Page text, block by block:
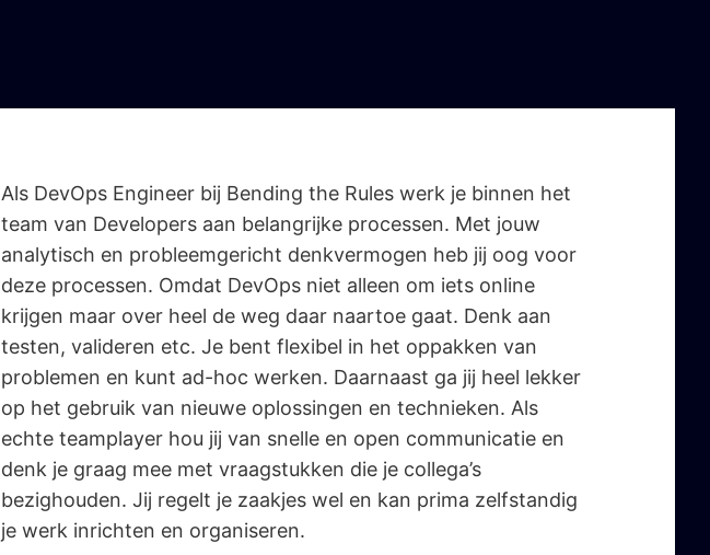
Als DevOps Engineer bij Bending the Rules werk je binnen het
team van Developers aan belangrijke processen. Met jouw
analytisch en probleemgericht denkvermogen heb jij oog voor
deze processen. Omdat DevOps niet alleen om iets online
krijgen maar over heel de weg daar naartoe gaat. Denk aan
testen, valideren etc. Je bent flexibel in het oppakken van
problemen en kunt ad-hoc werken. Daarnaast ga jij heel lekker
op het gebruik van nieuwe oplossingen en technieken. Als
echte teamplayer hou jij van snelle en open communicatie en
denk je graag mee met vraagstukken die je collega’s
bezighouden. Jij regelt je zaakjes wel en kan prima zelfstandig
je werk inrichten en organiseren.